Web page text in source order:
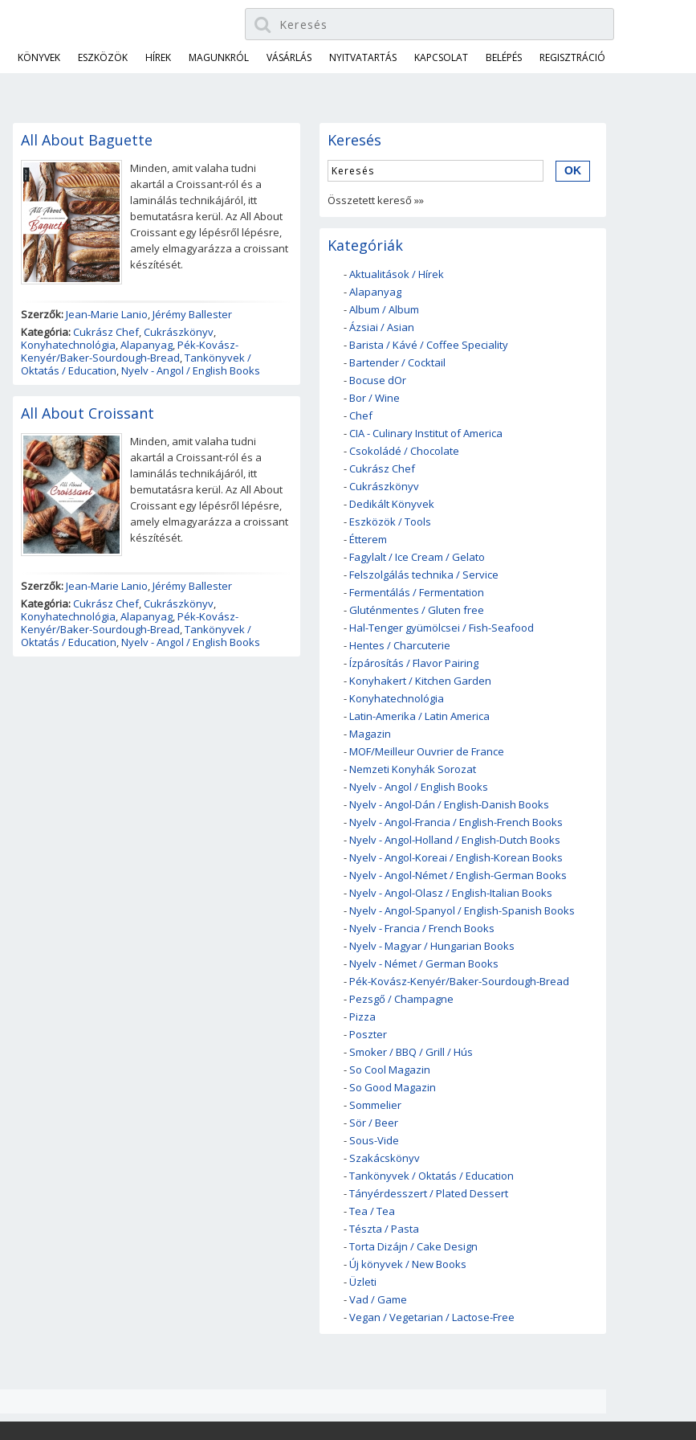
KÖNYVEK ESZKÖZÖK HÍREK MAGUNKRÓL VÁSÁRLÁS NYITVATARTÁS KAPCSOLAT BELÉPÉS REGISZTRÁCIÓ
All About Baguette
Minden, amit valaha tudni
akartál a Croissant-ról és a
laminálás technikájáról, itt
bemutatásra kerül. Az All About
Croissant egy lépésről lépésre,
amely elmagyarázza a croissant
készítését.
Szerzők:Jean-Marie Lanio,Jérémy Ballester
Kategória:Cukrász Chef,Cukrászkönyv,
Konyhatechnológia,Alapanyag,Pék-Kovász-
Kenyér/Baker-Sourdough-Bread,Tankönyvek /
Oktatás / Education,Nyelv - Angol / English Books
All About Croissant
Minden, amit valaha tudni
akartál a Croissant-ról és a
laminálás technikájáról, itt
bemutatásra kerül. Az All About
Croissant egy lépésről lépésre,
amely elmagyarázza a croissant
készítését.
Szerzők:Jean-Marie Lanio,Jérémy Ballester
Kategória:Cukrász Chef,Cukrászkönyv,
Konyhatechnológia,Alapanyag,Pék-Kovász-
Kenyér/Baker-Sourdough-Bread,Tankönyvek /
Oktatás / Education,Nyelv - Angol / English Books
Keresés
Összetett kereső »»
Kategóriák
-Aktualitások / Hírek
-Alapanyag
-Album / Album
-Ázsiai / Asian
-Barista / Kávé / Coffee Speciality
-Bartender / Cocktail
-Bocuse dOr
-Bor / Wine
-Chef
-CIA - Culinary Institut of America
-Csokoládé / Chocolate
-Cukrász Chef
-Cukrászkönyv
-Dedikált Könyvek
-Eszközök / Tools
-Étterem
-Fagylalt / Ice Cream / Gelato
-Felszolgálás technika / Service
-Fermentálás / Fermentation
-Gluténmentes / Gluten free
-Hal-Tenger gyümölcsei / Fish-Seafood
-Hentes / Charcuterie
-Ízpárosítás / Flavor Pairing
-Konyhakert / Kitchen Garden
-Konyhatechnológia
-Latin-Amerika / Latin America
-Magazin
-MOF/Meilleur Ouvrier de France
-Nemzeti Konyhák Sorozat
-Nyelv - Angol / English Books
-Nyelv - Angol-Dán / English-Danish Books
-Nyelv - Angol-Francia / English-French Books
-Nyelv - Angol-Holland / English-Dutch Books
-Nyelv - Angol-Koreai / English-Korean Books
-Nyelv - Angol-Német / English-German Books
-Nyelv - Angol-Olasz / English-Italian Books
-Nyelv - Angol-Spanyol / English-Spanish Books
-Nyelv - Francia / French Books
-Nyelv - Magyar / Hungarian Books
-Nyelv - Német / German Books
-Pék-Kovász-Kenyér/Baker-Sourdough-Bread
-Pezsgő / Champagne
-Pizza
-Poszter
- Smoker / BBQ / Grill / Hús
- So Cool Magazin
- So Good Magazin
- Sommelier
- Sör / Beer
- Sous-Vide
- Szakácskönyv
-Tankönyvek / Oktatás / Education
-Tányérdesszert / Plated Dessert
-Tea / Tea
-Tészta / Pasta
-Torta Dizájn / Cake Design
-Új könyvek / New Books
-Üzleti
-Vad / Game
-Vegan / Vegetarian / Lactose-Free